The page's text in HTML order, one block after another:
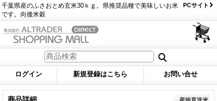
千葉県産のふさおとめ玄米30ｋｇ。県推奨品種で美味しいお米
です。向後米穀
PCサイト
ログイン 新規登録はこちら お問い合せ
商品詳細